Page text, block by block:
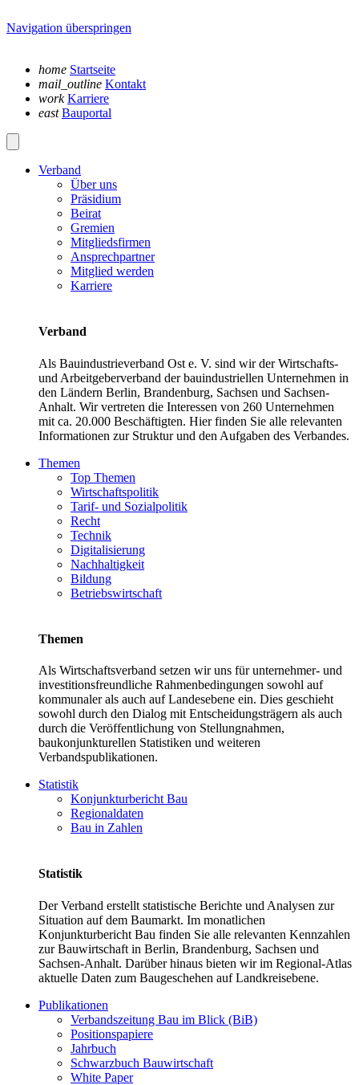
Navigation überspringen
home Startseite
mail_outline Kontakt
work Karriere
east Bauportal
Verband
Über uns
Präsidium
Beirat
Gremien
Mitgliedsfirmen
Ansprechpartner
Mitglied werden
Karriere
Verband
Als Bauindustrieverband Ost e. V. sind wir der Wirtschafts-
und Arbeitgeberverband der bauindustriellen Unternehmen in
den Ländern Berlin, Brandenburg, Sachsen und Sachsen-
Anhalt. Wir vertreten die Interessen von 260 Unternehmen
mit ca. 20.000 Beschäftigten. Hier finden Sie alle relevanten
Informationen zur Struktur und den Aufgaben des Verbandes.
Themen
Top Themen
Wirtschaftspolitik
Tarif- und Sozialpolitik
Recht
Technik
Digitalisierung
Nachhaltigkeit
Bildung
Betriebswirtschaft
Themen
Als Wirtschaftsverband setzen wir uns für unternehmer- und
investitionsfreundliche Rahmenbedingungen sowohl auf
kommunaler als auch auf Landesebene ein. Dies geschieht
sowohl durch den Dialog mit Entscheidungsträgern als auch
durch die Veröffentlichung von Stellungnahmen,
baukonjunkturellen Statistiken und weiteren
Verbandspublikationen.
Statistik
Konjunkturbericht Bau
Regionaldaten
Bau in Zahlen
Statistik
Der Verband erstellt statistische Berichte und Analysen zur
Situation auf dem Baumarkt. Im monatlichen
Konjunkturbericht Bau finden Sie alle relevanten Kennzahlen
zur Bauwirtschaft in Berlin, Brandenburg, Sachsen und
Sachsen-Anhalt. Darüber hinaus bieten wir im Regional-Atlas
aktuelle Daten zum Baugeschehen auf Landkreisebene.
Publikationen
Verbandszeitung Bau im Blick (BiB)
Positionspapiere
Jahrbuch
Schwarzbuch Bauwirtschaft
White Paper